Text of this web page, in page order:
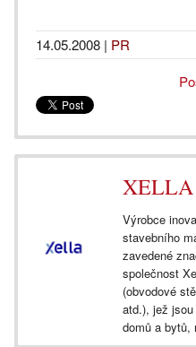
14.05.2008 | PR
XELLA
Výrobce
stavebního
zavedené
společnost
(obvodové
atd.), jež
domů a bytů,